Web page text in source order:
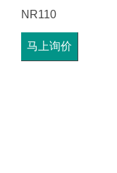
NR110
马上询价